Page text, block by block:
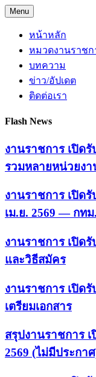
Skip
to
content
Menu
หน้าหลัก
หมวดงานราชก
บทความ
ข่าว/อัปเดต
ติดต่อเรา
Flash News
งานราชการ เปิด
รวมหลายหน่วยงา
งานราชการ เปิด
เม.ย. 2569 — กท
งานราชการ เปิด
และวิธีสมัคร
งานราชการ เปิด
เตรียมเอกสาร
สรุปงานราชการ
2569 (ไม่มีประกา